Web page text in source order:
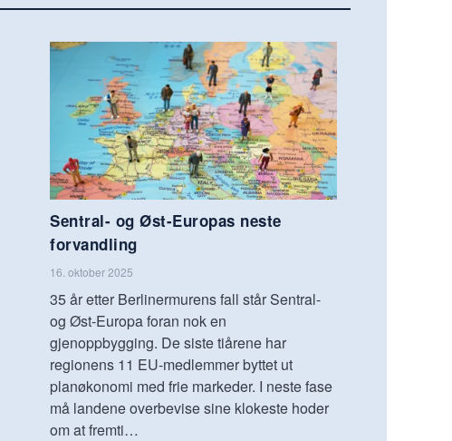
Sentral- og Øst-Europas neste
forvandling
16. oktober 2025
35 år etter Berlinermurens fall står Sentral-
og Øst-Europa foran nok en
gjenoppbygging. De siste tiårene har
regionens 11 EU-medlemmer byttet ut
planøkonomi med frie markeder. I neste fase
må landene overbevise sine klokeste hoder
om at fremti…